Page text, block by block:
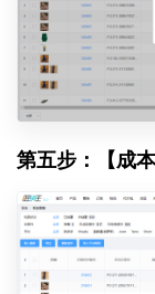
第五步：【成